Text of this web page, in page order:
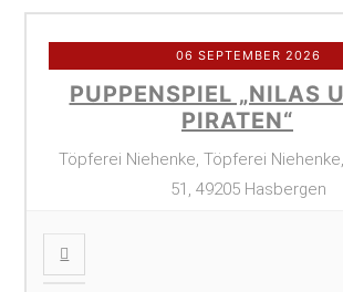
06 SEPTEMBER 2026
PUPPENSPIEL „NILAS
PIRATEN“
Töpferei Niehenke, Töpferei
51, 49205 Hasbergen